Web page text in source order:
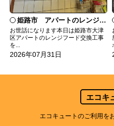
姫路市 アパートのレンジフード交換
お世話になります本日は姫路市大津
区アパートのレンジフード交換工事
を...
2026年07月31日
エコキ
エコキュートのご利用を